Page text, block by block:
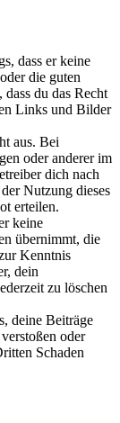
dass er keine
die guten
du das Recht
Links und Bilder
aus. Bei
oder anderer im
dich nach
Nutzung dieses
erteilen.
keine
übernimmt, die
Kenntnis
dein
zu löschen
deine Beiträge
oder
Schaden